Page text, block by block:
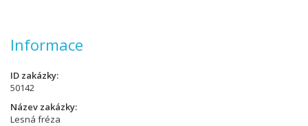
Informace
ID zakázky
50142
Název zakázky
Lesná fréza